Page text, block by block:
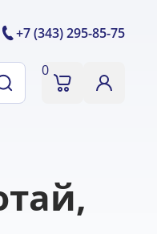
+7 (343) 295-85-75
0